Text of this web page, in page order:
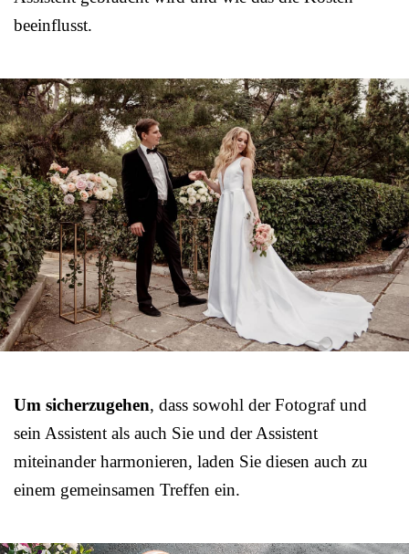
beeinflusst.
Um sicherzugehen, dass sowohl der Fotograf und
sein Assistent als auch Sie und der Assistent
miteinander harmonieren, laden Sie diesen auch zu
einem gemeinsamen Treffen ein.